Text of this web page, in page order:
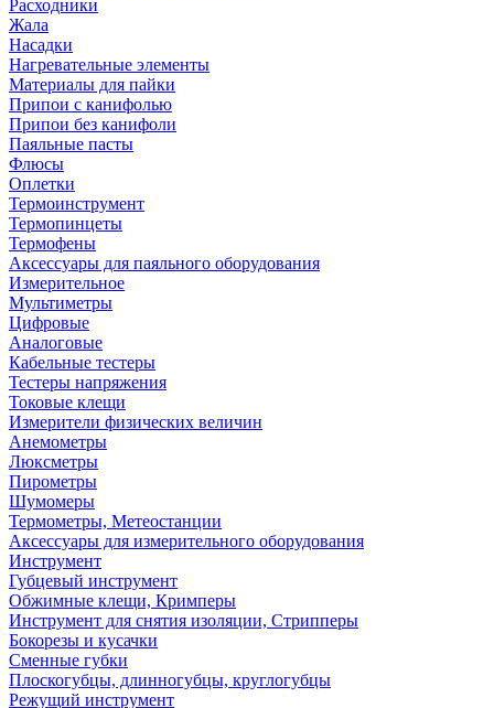
Расходники
Жала
Насадки
Нагревательные элементы
Материалы для пайки
Припои с канифолью
Припои без канифоли
Паяльные пасты
Флюсы
Оплетки
Термоинструмент
Термопинцеты
Термофены
Аксессуары для паяльного оборудования
Измерительное
Мультиметры
Цифровые
Аналоговые
Кабельные тестеры
Тестеры напряжения
Токовые клещи
Измерители физических величин
Анемометры
Люксметры
Пирометры
Шумомеры
Термометры, Метеостанции
Аксессуары для измерительного оборудования
Инструмент
Губцевый инструмент
Обжимные клещи, Кримперы
Инструмент для снятия изоляции, Стрипперы
Бокорезы и кусачки
Сменные губки
Плоскогубцы, длинногубцы, круглогубцы
Режущий инструмент